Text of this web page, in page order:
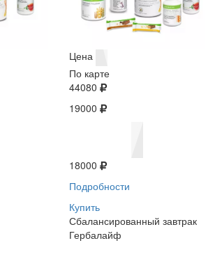
Цена
По карте
44080
19000
18000
Подробности
Купить
Сбалансированный завтрак
Гербалайф